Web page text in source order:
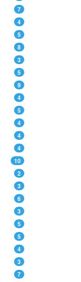
7
4
5
8
3
5
9
4
5
4
4
4
10
2
3
6
3
5
5
4
3
7